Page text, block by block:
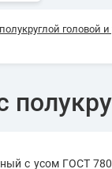
с усом ГОСТ